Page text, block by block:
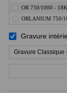
OR 750/1000 - 18K
ORLANIUM 750/
Gravure
Gravure Classique